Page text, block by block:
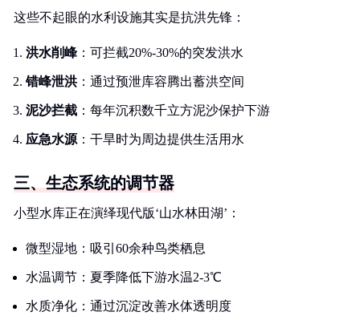
这些不起眼的水利设施其实是抗洪先锋：
洪水削峰：可拦截20%-30%的突发洪水
错峰泄洪 ：通过预泄库容腾出蓄洪空间
泥沙拦截 ：每年沉积数千立方泥沙保护下游
应急水源 ：干旱时为周边提供生活用水
三、生态系统的调节器
小型水库正在演绎现代版‘山水林田湖’：
微型湿地：吸引60余种鸟类栖息
水温调节：夏季降低下游水温2-3℃
水质净化：通过沉淀改善水体透明度